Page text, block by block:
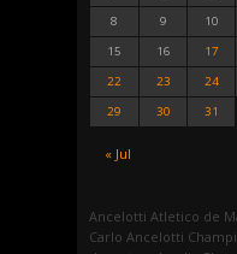
« Jul
8
9 10
15
16 17
22
23 24
29
30 31
Ancelotti Atletico de
Carlo Ancelotti